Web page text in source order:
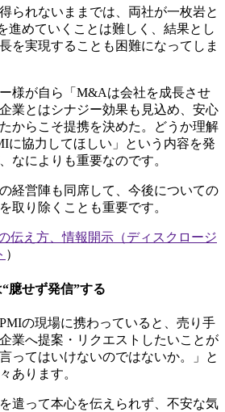
られないままでは、両社が一枚岩と
進めていくことは難しく、結果とし
を実現することも困難になってしま
様が自ら「M&Aは会社を成長させ
業とはシナジー効果も見込め、安心
からこそ提携を決めた。どうか理解
に協力してほしい」という内容を発
なによりも重要なのです。
経営陣も同席して、今後についての
取り除くことも重要です。
伝え方、情報開示（ディスクロージ
）
臆せず発信”する
の現場に携わっていると、売り手
業へ提案・リクエストしたいことが
ってはいけないのではないか。」と
あります。
遣って本心を伝えられず、不安な気